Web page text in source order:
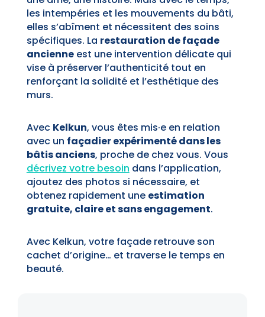
les intempéries et les mouvements du bâti,
elles s’abîment et nécessitent des soins
spécifiques. La restauration de façade
ancienneest une intervention délicate qui
vise à préserver l’authenticité tout en
renforçant la solidité et l’esthétique des
murs.
Avec Kelkun, vous êtes mis·e en relation
avec un façadier expérimenté dans les
bâtis anciens, proche de chez vous. Vous
décrivez votre besoin dans l’application,
ajoutez des photos si nécessaire, et
obtenez rapidement une estimation
gratuite, claire et sans engagement.
Avec Kelkun, votre façade retrouve son
cachet d’origine… et traverse le temps en
beauté.